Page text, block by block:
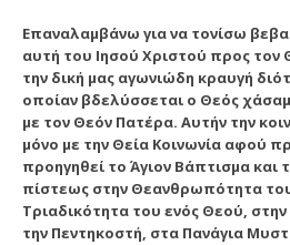
Επαναλαμβάνω για να τονίσω
αυτή του Ιησού Χριστού προς τον
την δική μας αγωνιώδη κραυγή
οποίαν βδελύσσεται ο Θεός
με τον Θεόν Πατέρα. Αυτήν την
μόνο με την Θεία Κοινωνία αφού
προηγηθεί το Άγιον Βάπτισμα και
πίστεως στην Θεανθρωπότητα
Τριαδικότητα του ενός Θεού,
την Πεντηκοστή, στα Πανάγια